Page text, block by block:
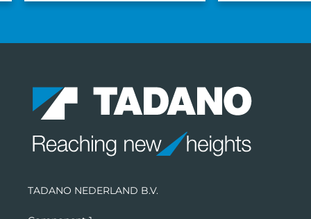
TADANO NEDERLAND B.V.